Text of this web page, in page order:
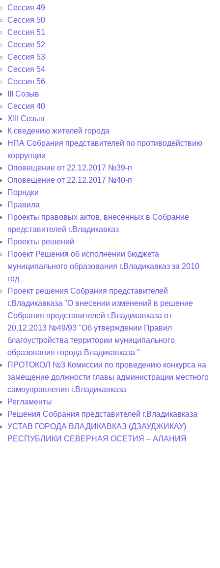
Сессия 49
Сессия 50
Сессия 51
Сессия 52
Сессия 53
Сессия 54
Сессия 56
III Созыв
Сессия 40
XIII Созыв
К сведению жителей города
НПА Собрания представителей по противодействию
коррупции
Оповещение от 22.12.2017 №39-п
Оповещение от 22.12.2017 №40-п
Порядки
Правила
Проекты правовых актов, внесенных в Собрание
представителей г.Владикавказ
Проекты решений
Проект Решения об исполнении бюджета
муниципального образования г.Владикавказ за 2010
год
Проект решения Собрания представителей
г.Владикавказа "О внесении изменений в решение
Собрания представителей г.Владикавказа от
20.12.2013 №49/93 "Об утверждении Правил
благоустройства территории муниципального
образования города Владикавказа "
ПРОТОКОЛ №3 Комиссии по проведению конкурса на
замещение должности главы администрации местного
самоуправления г.Владикавказа
Регламенты
Решения Собрания представителей г.Владикавказа
УСТАВ ГОРОДА ВЛАДИКАВКАЗ (ДЗАУДЖИКАУ)
РЕСПУБЛИКИ СЕВЕРНАЯ ОСЕТИЯ – АЛАНИЯ